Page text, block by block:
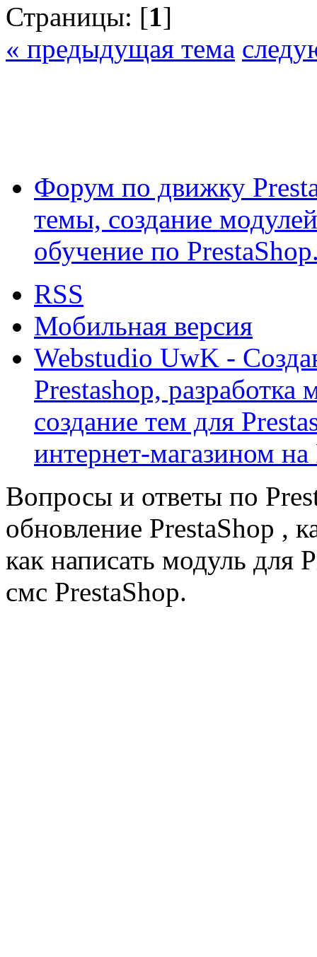
Страницы: [1]
« предыдущая тема
Форум по движку
темы, создание
обучение по
RSS
Мобильная версия
Webstudio UwK -
Prestashop, разработка
создание тем для
интернет-магазином на
Вопросы и ответы по
обновление PrestaShop ,
как написать модуль для
смс PrestaShop.